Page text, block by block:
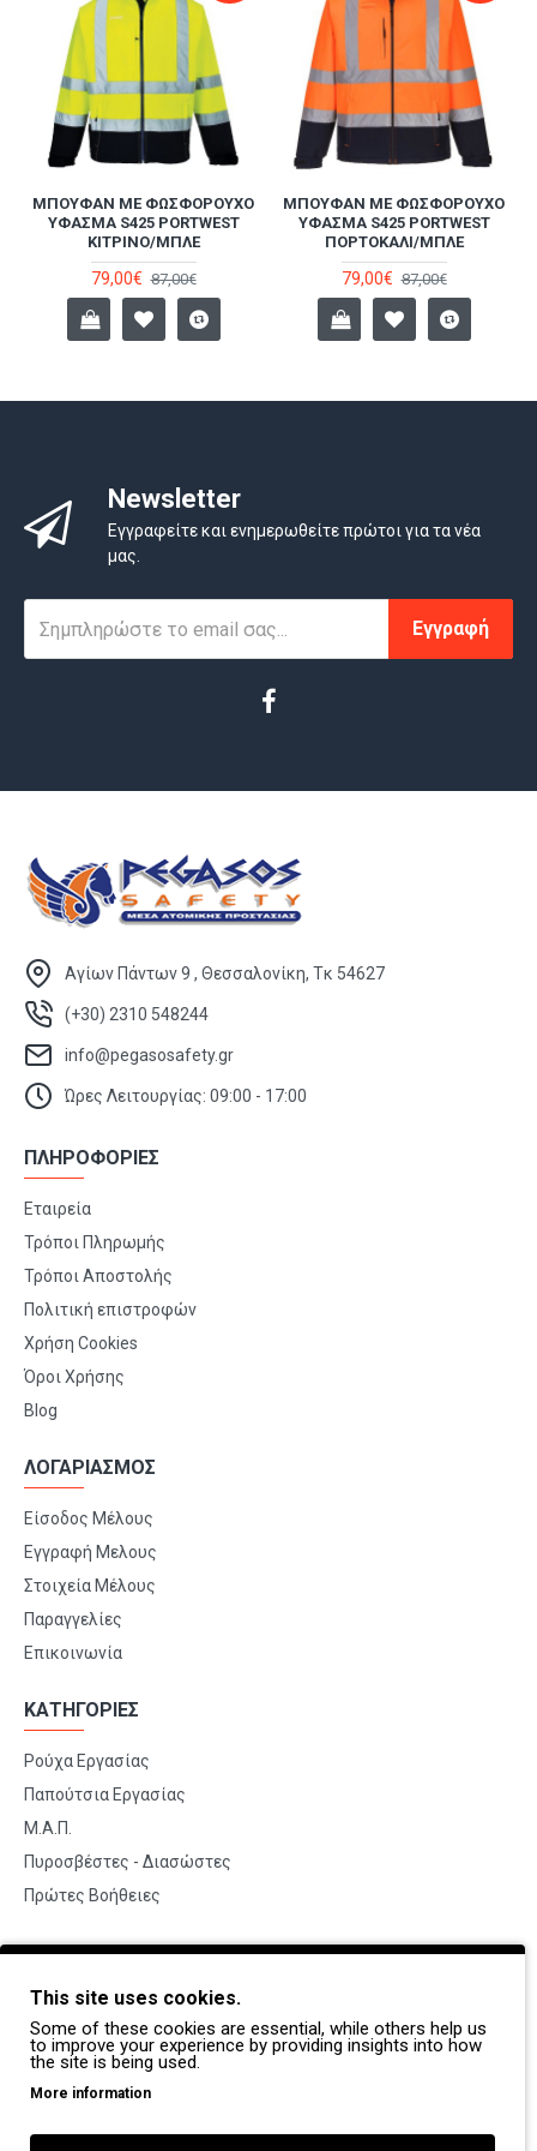
MΠΟΥΦΆΝ ΜΕ ΦΩΣΦΟΡΟΎΧΟ
ΎΦΑΣΜΑ S425 PORTWEST
ΚΊΤΡΙΝΟ/ΜΠΛΕ
79,00€ 87,00€
MΠΟΥΦΆΝ ΜΕ ΦΩΣΦΟΡΟΎΧΟ
ΎΦΑΣΜΑ S425 PORTWEST
ΠΟΡΤΟΚΑΛΊ/ΜΠΛΕ
79,00€ 87,00€
Newsletter
Εγγραφείτε και ενημερωθείτε πρώτοι για τα νέα
μας.
Εγγραφή
Αγίων Πάντων 9 , Θεσσαλονίκη, Τκ 54627
(+30) 2310 548244
info@pegasosafety.gr
Ώρες Λειτουργίας: 09:00 - 17:00
ΠΛΗΡΟΦΟΡΙΕΣ
Εταιρεία
Τρόποι Πληρωμής
Τρόποι Αποστολής
Πολιτική επιστροφών
Χρήση Cookies
Όροι Χρήσης
Blog
ΛΟΓΑΡΙΑΣΜΟΣ
Είσοδος Μέλους
Εγγραφή Μελους
Στοιχεία Μέλους
Παραγγελίες
Επικοινωνία
ΚΑΤΗΓΟΡΙΕΣ
Ρούχα Εργασίας
Παπούτσια Εργασίας
Μ.Α.Π.
Πυροσβέστες - Διασώστες
Πρώτες Βοήθειες
BRANDS
Payper
Dike
Coverguard
Portwest
Exena
This site uses cookies.
Some of these cookies are essential, while others help us
to improve your experience by providing insights into how
the site is being used.
More information